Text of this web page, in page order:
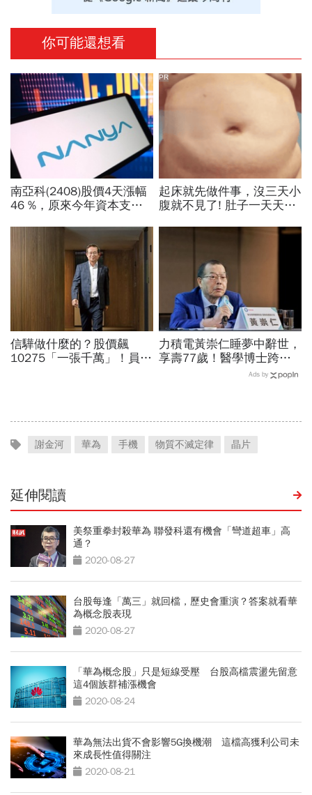
你可能還想看
南亞科(2408)股價4天漲幅
46 %，原來今年資本支出
表！蓋廠買設備最新營運目
起床就先做件事，沒三天小
腹就不見了! 肚子一天天變
PR
信驊做什麼的？股價飆
10275「一張千萬」！員工
力積電黃崇仁睡夢中辭世，
享壽77歲！醫學博士跨足
科技業、曾花8年還清千萬
Ads by
謝金河 華為 手機 物質不滅定律 晶片
延伸閱讀
美祭重拳封殺華為 聯發科還有機會「彎道超車」高
通？
2020-08-27
台股每逢「萬三」就回檔，歷史會重演？答案就看華
為概念股表現
2020-08-27
「華為概念股」只是短線受壓 台股高檔震盪先留意
這4個族群補漲機會
2020-08-24
華為無法出貨不會影響5G換機潮 這檔高獲利公司未
來成長性值得關注
2020-08-21